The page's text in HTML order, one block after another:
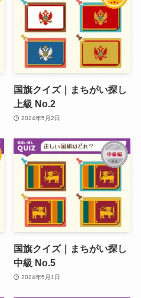
国旗クイズ｜まちがい探し
上級 No.2
2024年5月2日
国旗クイズ｜まちがい探し
中級 No.5
2024年5月1日